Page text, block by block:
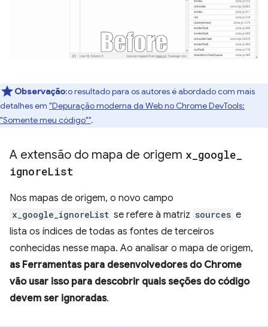
Observação:o resultado para os autores é abordado com mais
detalhes em "Depuração moderna da Web no Chrome DevTools:
"Somente meu código"".
A extensão do mapa de origem x google
ignoreList
Nos mapas de origem, o novo campo
x_google_ignoreList se refere à matriz sources e
lista os índices de todas as fontes de terceiros
conhecidas nesse mapa. Ao analisar o mapa de origem,
as Ferramentas para desenvolvedores do Chrome
vão usar isso para descobrir quais seções do código
devem ser ignoradas.